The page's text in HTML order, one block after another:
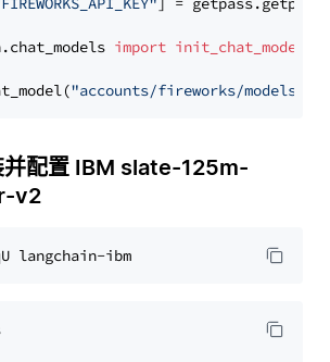
import init_chat_model
"accounts/fireworks/models/
并配置 IBM slate-125m-
v2